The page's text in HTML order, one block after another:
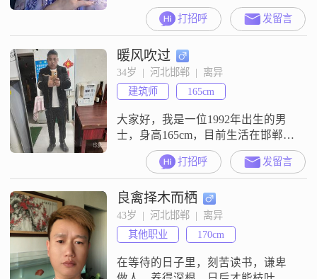
##3002##我的月收入在3001到5000
元之间，学历为高中及以下
##3002##我性格随和，善解人意，
总是希望能理解他人的感受，富有
同理心##3002##在生活中，我注重
健康管理，认为健康的身体是幸福
生活的基础##3002##我非常重视情
感的交
打招呼 发留言
暖风吹过
34岁  |  河北邯郸  |  离异
建筑师
165cm
大家好，我是一位1992年出生的男
士，身高165cm，目前生活在邯郸。
我的月收入在8001到12000元之间，
虽然学历是高中及以下，但我一直
保持着乐观积极的生活态度。我认
为，生活中的每一天都充满了希望
和机遇，所以我总是努力去发现和
抓住它们。我是一个责任感很强的
人，无论是对工作还是对家庭，我
都会尽自己最大的努力去承担和履
打招呼 发留言
良禽择木而栖
43岁  |  河北邯郸  |  离异
其他职业
170cm
在等待的日子里，刻苦读书，谦卑